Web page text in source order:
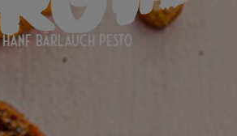
Bärlauch Pesto